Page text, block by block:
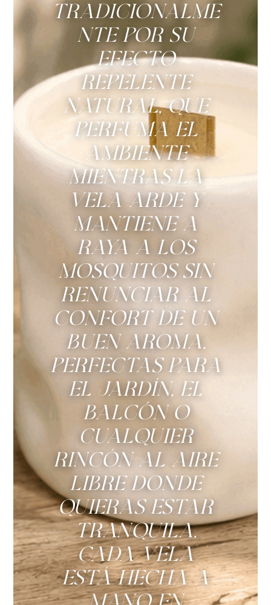
tradicionalme
nte por su
efecto
repelente
natural, que
perfuma el
ambiente
mientras la
vela arde y
mantiene a
raya a los
mosquitos sin
renunciar al
confort de un
buen aroma.
Perfectas para
el jardín, el
balcón o
cualquier
rincón al aire
libre donde
quieras estar
tranquila.
Cada vela
está hecha a